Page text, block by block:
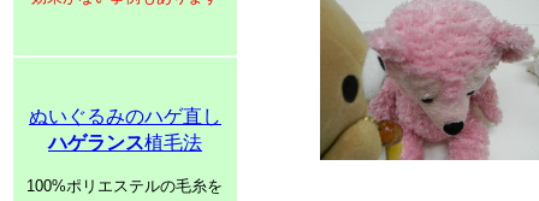
ぬいぐるみのハゲ直し
ハゲランス植毛法
100%ポリエステルの毛糸を